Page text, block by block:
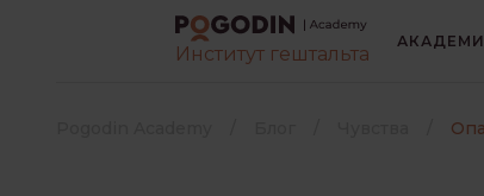
Институт гештальта